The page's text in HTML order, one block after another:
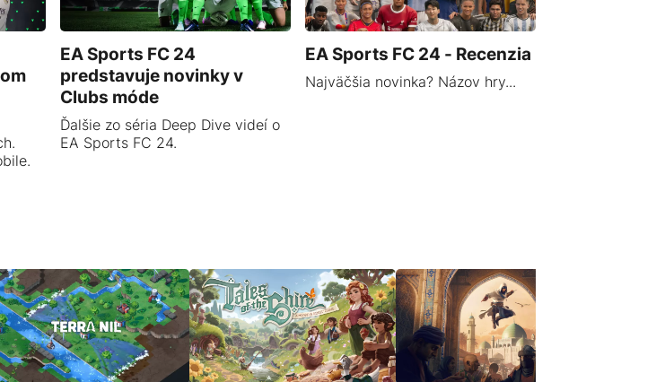
EA Sports FC 24
predstavuje novinky v
Clubs móde
Ďalšie zo séria Deep Dive videí o
EA Sports FC 24.
EA Sports FC 24 - Recenzia
Najväčšia novinka? Názov hry...